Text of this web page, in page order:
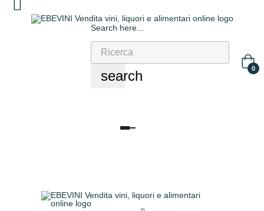
Search here...
search 0
navigazione